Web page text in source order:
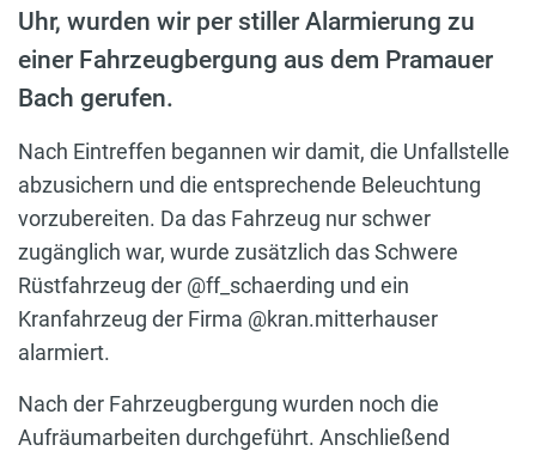
Uhr, wurden wir per stiller Alarmierung zu
einer Fahrzeugbergung aus dem Pramauer
Bach gerufen.
Nach Eintreffen begannen wir damit, die Unfallstelle
abzusichern und die entsprechende Beleuchtung
vorzubereiten. Da das Fahrzeug nur schwer
zugänglich war, wurde zusätzlich das Schwere
Rüstfahrzeug der @ff_schaerding und ein
Kranfahrzeug der Firma @kran.mitterhauser
alarmiert.
Nach der Fahrzeugbergung wurden noch die
Aufräumarbeiten durchgeführt. Anschließend